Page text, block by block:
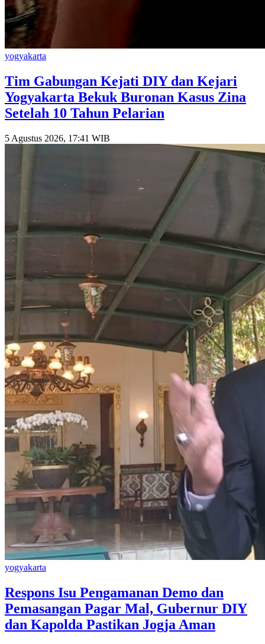
yogyakarta
Tim Gabungan Kejati DIY dan Kejari
Yogyakarta Bekuk Buronan Kasus Zina
Setelah 10 Tahun Pelarian
5 Agustus 2026, 17:41 WIB
yogyakarta
Respons Isu Pengamanan Demo dan
Pemasangan Pagar Mal, Gubernur DIY
dan Kapolda Pastikan Jogja Aman